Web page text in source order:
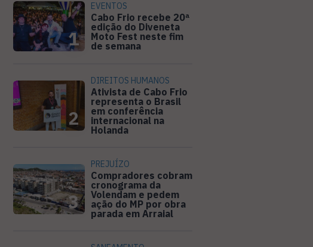
1
EVENTOS
Cabo Frio recebe 20ª
edição do Diveneta
Moto Fest neste fim
de semana
2
DIREITOS HUMANOS
Ativista de Cabo Frio
representa o Brasil
em conferência
internacional na
Holanda
3
PREJUÍZO
Compradores cobram
cronograma da
Volendam e pedem
ação do MP por obra
parada em Arraial